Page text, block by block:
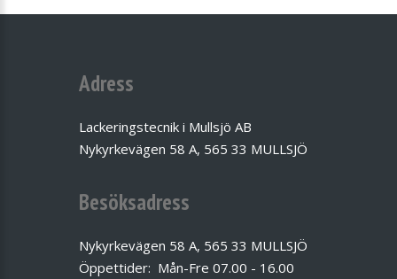
Adress
Lackeringstecnik i Mullsjö AB
Nykyrkevägen 58 A, 565 33 MULLSJÖ
Besöksadress
Nykyrkevägen 58 A, 565 33 MULLSJÖ
Öppettider: Mån-Fre 07.00 - 16.00